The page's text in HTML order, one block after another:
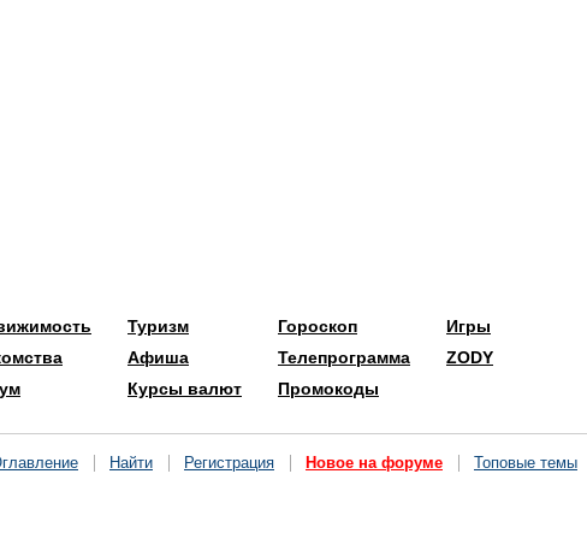
Туризм
Афиша
Курсы валют
Гороскоп
Телепрограмма
Промокоды
Игры
ZODY
Найти Регистрация Новое на форуме Топовые темы